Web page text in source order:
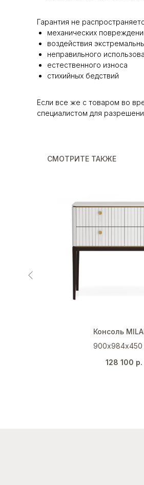
Гарантия не
механических
воздействия
неправильного
естественного износа
стихийных бедствий
Если все же с товаром во
специалистом для
СМОТРИТЕ ТАКЖЕ
Консоль
Венге
128 100 р.